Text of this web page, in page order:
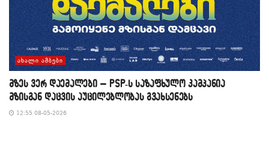
ᲐᲮᲐᲚᲘ ᲐᲛᲑᲔᲑᲘ
მზეს ვერ დაემალები – PSP-ს საზაფხულო კამპანია
მზისგან დაცვის აუცილებლობას გვახსენებს
12:55 08-05-2026